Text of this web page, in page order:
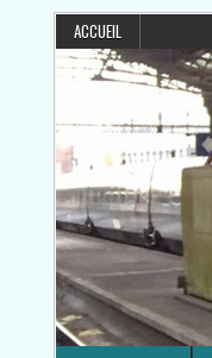
ACCUEIL